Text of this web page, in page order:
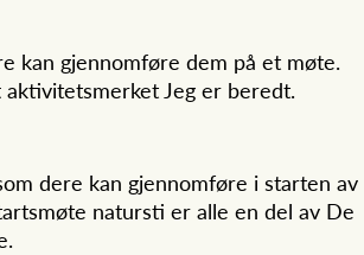
kan gjennomføre dem på et møte.
Jeg er beredt.
dere kan gjennomføre i starten av
natursti er alle en del av De